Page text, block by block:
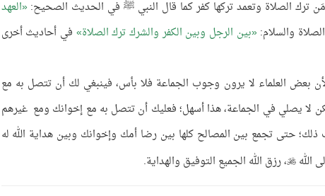
ترك الصلاة وتعمد تركها كفر كما قال النبي ﷺ في الحديث الصحيح: العهد
والسلام: بين الرجل وبين الكفر والشرك ترك الصلاة في أحاديث أخرى
بعض العلماء لا يرون وجوب الجماعة فلا بأس، فينبغي لك أن تتصل به مع
لا يصلي في الجماعة، هذا أسهل؛ فعليك أن تتصل به مع إخوانك ومع غيرهم
حتى تجمع بين المصالح كلها بين رضا أمك وإخوانك وبين هداية الله له
الله ، رزق الله الجميع التوفيق والهداية.